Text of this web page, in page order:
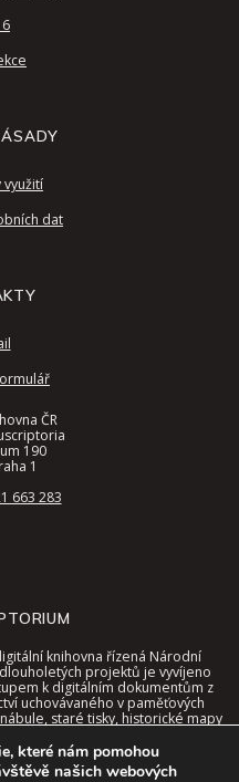
knihovna řízená Národní
projektů je vyvíjeno
k digitálním dokumentům z
uchovávaného v paměťových
staré tisky, historické mapy
v jednotném rozhraní digitální
6
využití
dat
ČR
190
1
663 283
které nám pomohou
našich webových